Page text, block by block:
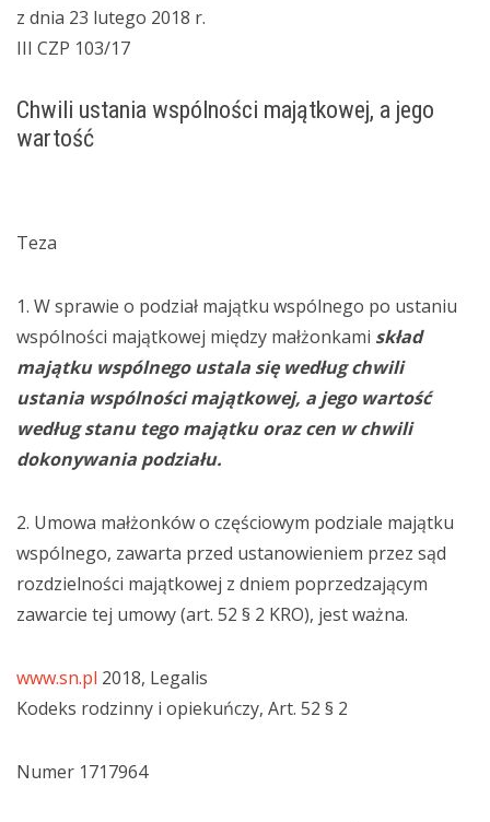
z dnia 23 lutego 2018 r.
III CZP 103/17
Chwili ustania wspólności majątkowej, a jego
wartość
Teza
1. W sprawie o podział majątku wspólnego po ustaniu
wspólności majątkowej między małżonkami skład
majątku wspólnego ustala się według chwili
ustania wspólności majątkowej, a jego wartość
według stanu tego majątku oraz cen w chwili
dokonywania podziału.
2. Umowa małżonków o częściowym podziale majątku
wspólnego, zawarta przed ustanowieniem przez sąd
rozdzielności majątkowej z dniem poprzedzającym
zawarcie tej umowy (art. 52 § 2 KRO), jest ważna.
www.sn.pl 2018, Legalis
Kodeks rodzinny i opiekuńczy, Art. 52 § 2
Numer 1717964